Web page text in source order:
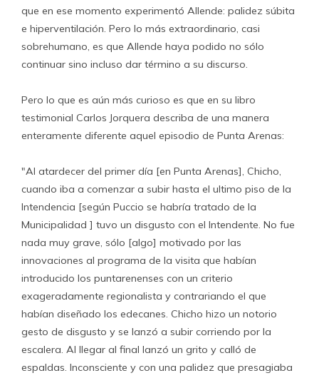
que en ese momento experimentó Allende: palidez súbita
e hiperventilación. Pero lo más extraordinario, casi
sobrehumano, es que Allende haya podido no sólo
continuar sino incluso dar término a su discurso.
Pero lo que es aún más curioso es que en su libro
testimonial Carlos Jorquera describa de una manera
enteramente diferente aquel episodio de Punta Arenas:
"Al atardecer del primer día [en Punta Arenas], Chicho,
cuando iba a comenzar a subir hasta el ultimo piso de la
Intendencia [según Puccio se habría tratado de la
Municipalidad ] tuvo un disgusto con el Intendente. No fue
nada muy grave, sólo [algo] motivado por las
innovaciones al programa de la visita que habían
introducido los puntarenenses con un criterio
exageradamente regionalista y contrariando el que
habían diseñado los edecanes. Chicho hizo un notorio
gesto de disgusto y se lanzó a subir corriendo por la
escalera. Al llegar al final lanzó un grito y calló de
espaldas. Inconsciente y con una palidez que presagiaba